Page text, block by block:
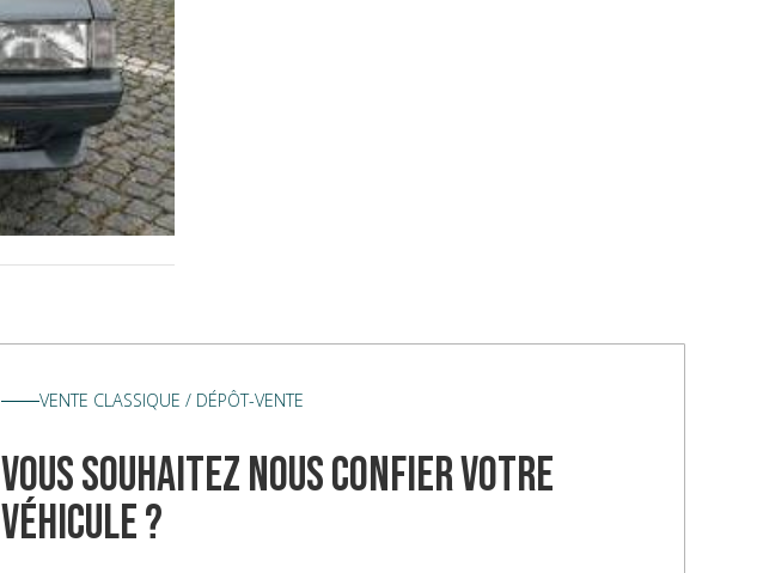
VENTE CLASSIQUE / DÉPÔT-VENTE
vous souhaitez nous confier votre
véhicule ?